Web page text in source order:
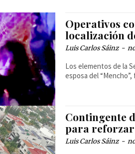
Operativos
localización
Luis Carlos Sáinz -
Los elementos de la
esposa del
Contingente
para reforzar
Luis Carlos Sáinz -